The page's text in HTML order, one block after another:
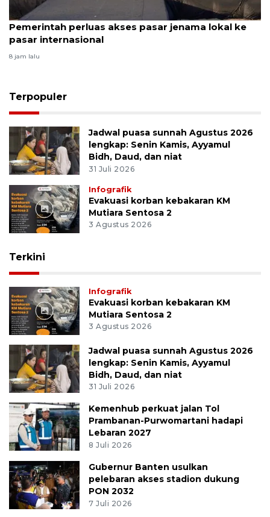
Pemerintah perluas akses pasar jenama lokal ke
pasar internasional
8 jam lalu
Terpopuler
Jadwal puasa sunnah Agustus 2026
lengkap: Senin Kamis, Ayyamul
Bidh, Daud, dan niat
31 Juli 2026
Infografik
Evakuasi korban kebakaran KM
Mutiara Sentosa 2
3 Agustus 2026
Terkini
Infografik
Evakuasi korban kebakaran KM
Mutiara Sentosa 2
3 Agustus 2026
Jadwal puasa sunnah Agustus 2026
lengkap: Senin Kamis, Ayyamul
Bidh, Daud, dan niat
31 Juli 2026
Kemenhub perkuat jalan Tol
Prambanan-Purwomartani hadapi
Lebaran 2027
8 Juli 2026
Gubernur Banten usulkan
pelebaran akses stadion dukung
PON 2032
7 Juli 2026